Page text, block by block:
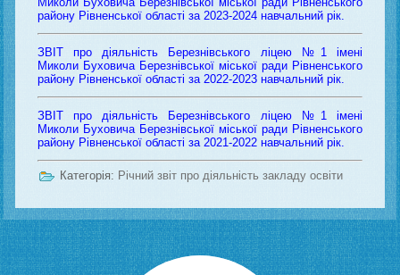
району Рівненської області за 2023-2024 навчальний рік.
ЗВІТ про діяльність Березнівського ліцею №1 імені
Миколи Буховича Березнівської міської ради Рівненського
району Рівненської області за 2022-2023 навчальний рік.
ЗВІТ про діяльність Березнівського ліцею №1 імені
Миколи Буховича Березнівської міської ради Рівненського
району Рівненської області за 2021-2022 навчальний рік.
Категорія: Річний звіт про діяльність закладу освіти